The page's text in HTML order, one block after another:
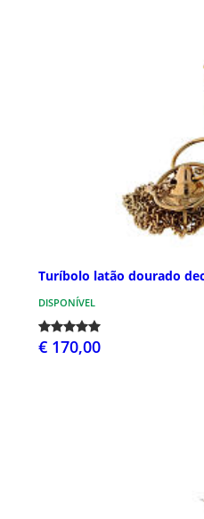
Turíbolo latão dourado
DISPONÍVEL
€ 170,00